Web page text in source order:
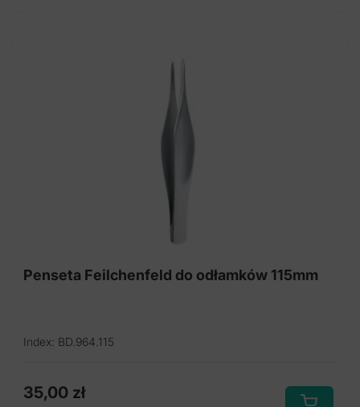
Penseta Feilchenfeld do odłamków 115mm
Index: BD.964.115
35,00 zł